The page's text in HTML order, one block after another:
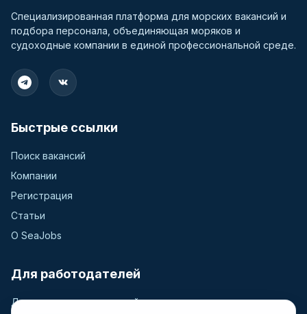
Специализированная платформа для морских вакансий и
подбора персонала, объединяющая моряков и
судоходные компании в единой профессиональной среде.
Быстрые ссылки
Поиск вакансий
Компании
Регистрация
Статьи
О SeaJobs
Для работодателей
Для крюинговых компаний